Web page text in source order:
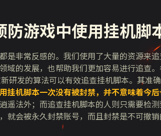
防游戏中使用挂机脚
是非常反感的。我们使用了大量的资源来
域的发展，也帮助我们更加容易进行追查
研发的算法可以有效追查挂机脚本。其准
挂机脚本一次没有被封禁，并不意味着今
遥法外；而追查挂机脚本的人则只需要检
会被永久封禁账号，而且封禁是不可撤销